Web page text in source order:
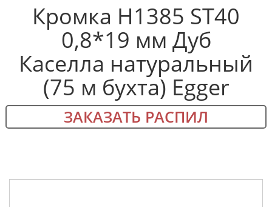
Кромка H1385 ST40
0,8*19 мм Дуб
Каселла натуральный
(75 м бухта) Egger
ЗАКАЗАТЬ РАСПИЛ